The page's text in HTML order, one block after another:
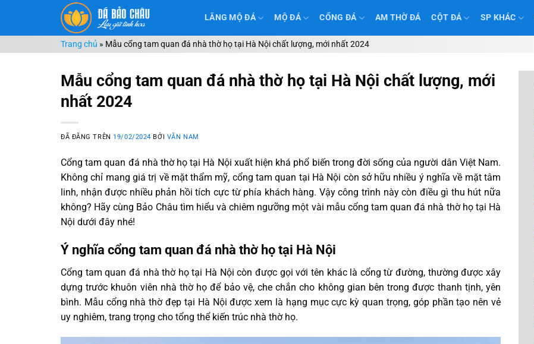
nội
dung
LĂNG MỘ ĐÁ MỘ ĐÁ CỔNG ĐÁ AM THỜ ĐÁ CỘT ĐÁ SP KHÁC
Trang chủ » Mẫu cổng tam quan đá nhà thờ họ tại Hà Nội chất lượng, mới nhất 2024
Mẫu cổng tam quan đá nhà thờ họ tại Hà Nội chất lượng, mới
nhất 2024
ĐÃ ĐĂNG TRÊN 19/02/2024 BỞI VĂN NAM
Cổng tam quan đá nhà thờ họ tại Hà Nội xuất hiện khá phổ biến trong đời sống của người dân Việt Nam.
Không chỉ mang giá trị về mặt thẩm mỹ, cổng tam quan tại Hà Nội còn sở hữu nhiều ý nghĩa về mặt tâm
linh, nhận được nhiều phản hồi tích cực từ phía khách hàng. Vậy công trình này còn điều gì thu hút nữa
không? Hãy cùng Bảo Châu tìm hiểu và chiêm ngưỡng một vài mẫu cổng tam quan đá nhà thờ họ tại Hà
Nội dưới đây nhé!
Ý nghĩa cổng tam quan đá nhà thờ họ tại Hà Nội
Cổng tam quan đá nhà thờ họ tại Hà Nội còn được gọi với tên khác là cổng từ đường, thường được xây
dựng trước khuôn viên nhà thờ họ để bảo vệ, che chắn cho không gian bên trong được thanh tịnh, yên
bình. Mẫu cổng nhà thờ đẹp tại Hà Nội được xem là hạng mục cực kỳ quan trọng, góp phần tạo nên vẻ
uy nghiêm, trang trọng cho tổng thể kiến trúc nhà thờ họ.